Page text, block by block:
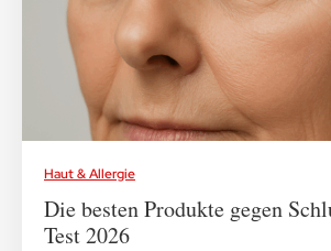
Medikamenten-
Ratgeber &
Haut & Allergie
Die besten Produkte gegen
Test 2026